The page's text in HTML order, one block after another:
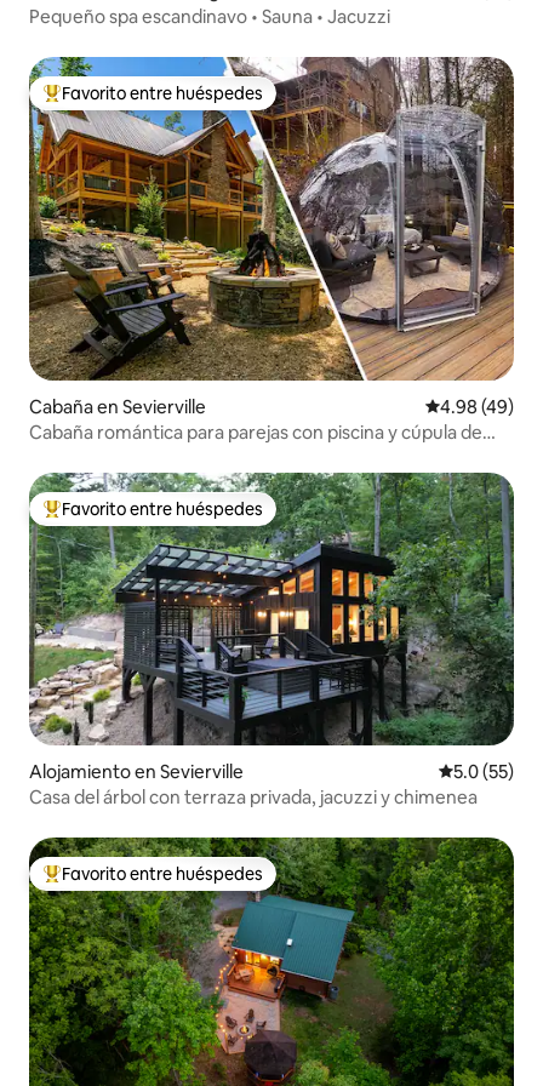
Pequeño spa escandinavo • Sauna • Jacuzzi
Favorito entre huéspedes preferido
Favorito entre huéspedes
Cabaña en Sevierville Calificación
4.98 (49)
Cabaña romántica para parejas con piscina y cúpula de
Favorito entre huéspedes preferido
Favorito entre huéspedes
Alojamiento en Sevierville Calificación
5.0 (55)
Casa del árbol con terraza privada, jacuzzi y chimenea
Favorito entre huéspedes preferido
Favorito entre huéspedes